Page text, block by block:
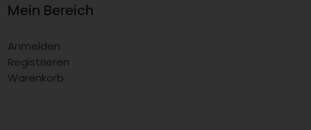
Mein Bereich
Anmelden
Registrieren
Warenkorb